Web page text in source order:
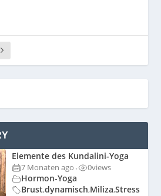
Elemente des Kundalini-Yoga
7 Monaten ago • 0views
Hormon-Yoga
Brust,dynamisch,Miliza,Stress